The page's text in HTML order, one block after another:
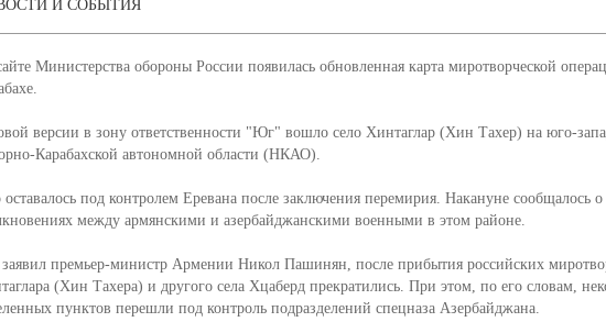
И СОБЫТИЯ
Министерства обороны России появилась обновленная карта миротворческой
версии в зону ответственности "Юг" вошло село Хинтаглар (Хин Тахер) на юго-
Карабахской автономной области (НКАО).
под контролем Еревана после заключения перемирия. Накануне сообщалось
между армянскими и азербайджанскими военными в этом районе.
премьер-министр Армении Никол Пашинян, после прибытия российских
(Хин Тахера) и другого села Хцаберд прекратились. При этом, по его словам,
пунктов перешли под контроль подразделений спецназа Азербайджана.